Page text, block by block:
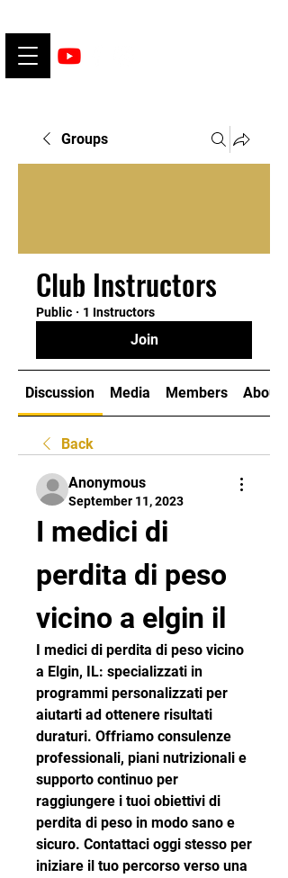
Groups
Club Instructors
Public · 1 Instructors
Join
Discussion Media Members About
Back
Anonymous
September 11, 2023
I medici di
perdita di peso
vicino a elgin il
I medici di perdita di peso vicino
a Elgin, IL: specializzati in
programmi personalizzati per
aiutarti ad ottenere risultati
duraturi. Offriamo consulenze
professionali, piani nutrizionali e
supporto continuo per
raggiungere i tuoi obiettivi di
perdita di peso in modo sano e
sicuro. Contattaci oggi stesso per
iniziare il tuo percorso verso una